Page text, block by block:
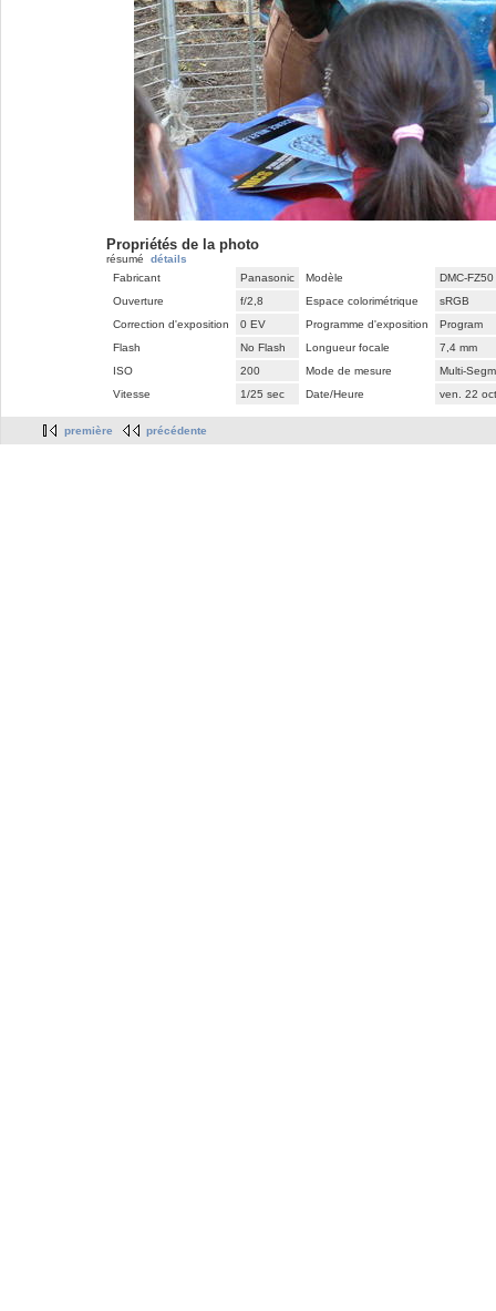
Propriétés de la photo
résumé détails
Fabricant
Panasonic Modèle
DMC-FZ50
Ouverture
f/2,8 Espace colorimétrique
sRGB
Correction d'exposition
0 EV Programme d'exposition
Program
Flash
No Flash Longueur focale
7,4 mm
ISO
200 Mode de mesure
Multi-
Vitesse
1/25 sec Date/Heure ven. 22
première précédente